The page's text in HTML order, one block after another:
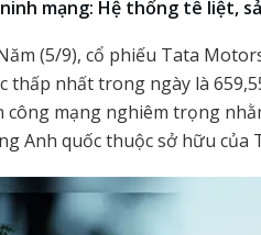
ninh mạng: Hệ thống tê liệt,
(5/9), cổ phiếu Tata
thấp nhất trong ngày là
công mạng nghiêm trọng
Anh quốc thuộc sở hữu của